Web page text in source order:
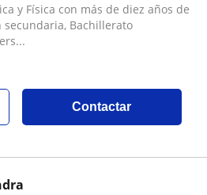
y Física con más de diez años de
Bachillerato
Contactar